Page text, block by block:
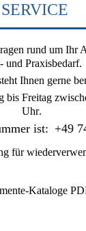
SERVICE
rund um Ihr
und Praxisbedarf.
Ihnen gerne
bis Freitag
Uhr.
ist: +49
für
Kataloge